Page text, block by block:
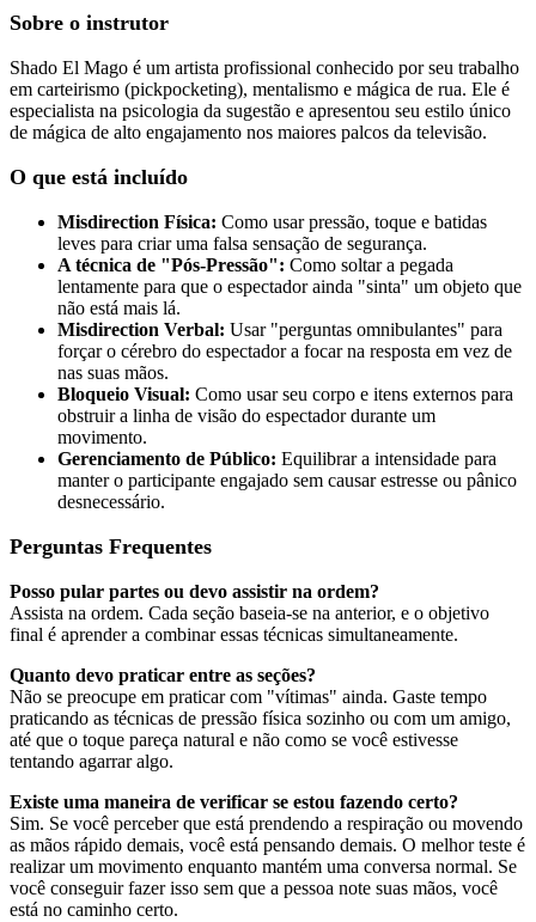
Sobre o instrutor
Shado El Mago é um artista profissional conhecido por seu trabalho
em carteirismo (pickpocketing), mentalismo e mágica de rua. Ele é
especialista na psicologia da sugestão e apresentou seu estilo único
de mágica de alto engajamento nos maiores palcos da televisão.
O que está incluído
Misdirection Física: Como usar pressão, toque e batidas
leves para criar uma falsa sensação de segurança.
A técnica de "Pós-Pressão": Como soltar a pegada
lentamente para que o espectador ainda "sinta" um objeto que
não está mais lá.
Misdirection Verbal: Usar "perguntas omnibulantes" para
forçar o cérebro do espectador a focar na resposta em vez de
nas suas mãos.
Bloqueio Visual: Como usar seu corpo e itens externos para
obstruir a linha de visão do espectador durante um
movimento.
Gerenciamento de Público: Equilibrar a intensidade para
manter o participante engajado sem causar estresse ou pânico
desnecessário.
Perguntas Frequentes
Posso pular partes ou devo assistir na ordem?
Assista na ordem. Cada seção baseia-se na anterior, e o objetivo
final é aprender a combinar essas técnicas simultaneamente.
Quanto devo praticar entre as seções?
Não se preocupe em praticar com "vítimas" ainda. Gaste tempo
praticando as técnicas de pressão física sozinho ou com um amigo,
até que o toque pareça natural e não como se você estivesse
tentando agarrar algo.
Existe uma maneira de verificar se estou fazendo certo?
Sim. Se você perceber que está prendendo a respiração ou movendo
as mãos rápido demais, você está pensando demais. O melhor teste é
realizar um movimento enquanto mantém uma conversa normal. Se
você conseguir fazer isso sem que a pessoa note suas mãos, você
está no caminho certo.